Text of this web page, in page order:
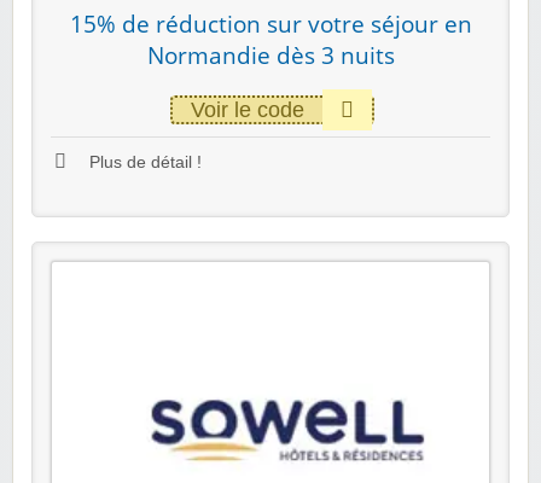
15% de réduction sur votre séjour en
Normandie dès 3 nuits
Voir le code
Plus de détail !